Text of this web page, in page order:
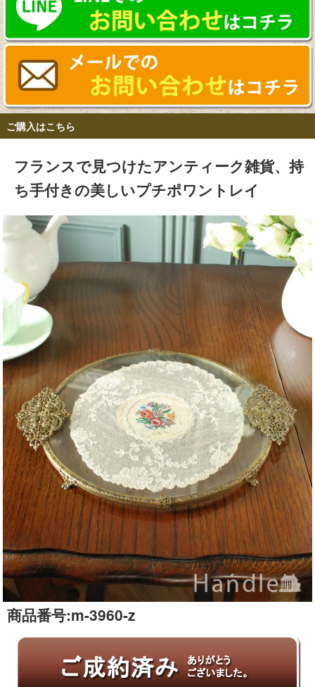
ご購入はこちら
フランスで見つけたアンティーク雑貨、持
ち手付きの美しいプチポワントレイ
商品番号:m-3960-z